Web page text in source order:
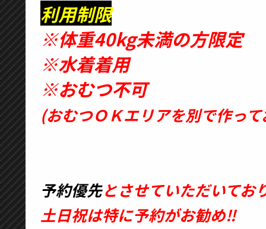
利用制限
※体重40kg未満の方限定
※水着着用
※おむつ不可
(おむつＯＫエリアを別で作っ
予約優先とさせていただいてお
土日祝は特に予約がお勧め‼